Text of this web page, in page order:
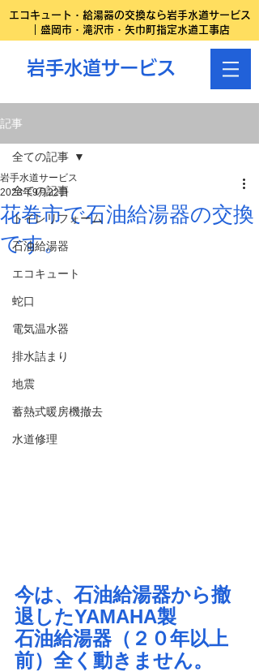
エコキュート・給湯器の交換なら岩手水道サービス
｜盛岡市・滝沢市・矢巾町指定水道工事店
岩手水道サービス
記事
全ての記事
トイレリフォーム
石油給湯器
エコキュート
蛇口
電気温水器
排水詰まり
地震
蓄熱式暖房機撤去
水道修理
全ての記事
花巻市で石油給湯器の交換
です。
岩手水道サービス
2023年9月22日
今は、石油給湯器から撤
退したYAMAHA製
石油給湯器（２０年以上
前）全く動きません。